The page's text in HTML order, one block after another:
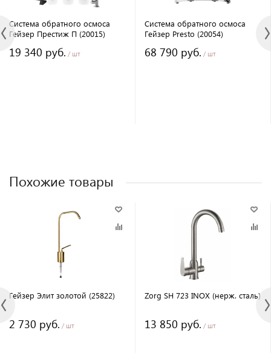
Система обратного осмоса
Гейзер Престиж П (20015)
19 340 руб. / шт
Система обратного осмоса
Гейзер Presto (20054)
68 790 руб. / шт
Похожие товары
Гейзер Элит золотой (25822)
2 730 руб. / шт
Zorg SH 723 INOX (нерж. сталь)
13 850 руб. / шт